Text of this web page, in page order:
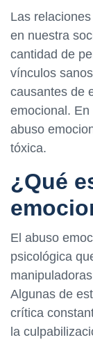
Las
en nuestra
cantidad de
vínculos
causantes de
emocional. En
abuso
tóxica.
¿Qué
El abuso
psicológica
Algunas de
crítica
la